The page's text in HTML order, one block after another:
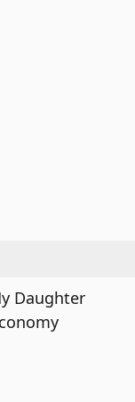
Daughter